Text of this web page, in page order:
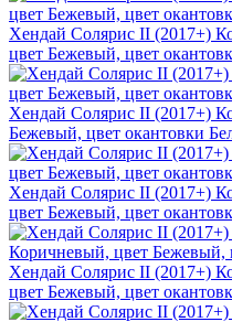
Хендай Солярис II (2017+)
цвет Бежевый, цвет
Хендай Солярис II (2017+)
Бежевый, цвет окантовки
Хендай Солярис II (2017+)
цвет Бежевый, цвет
Хендай Солярис II (2017+)
цвет Бежевый, цвет